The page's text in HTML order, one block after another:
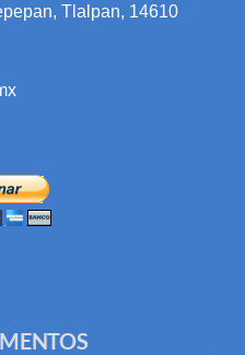
Tlalpan, 14610